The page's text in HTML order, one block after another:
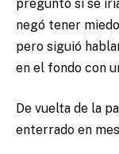
preguntó si se
negó tener
pero siguió
en el fondo con
De vuelta de la
enterrado en